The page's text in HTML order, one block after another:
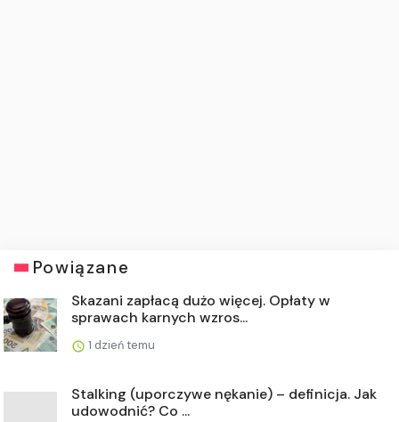
Powiązane
Skazani zapłacą dużo więcej. Opłaty w
sprawach karnych wzros...
1 dzień temu
Stalking (uporczywe nękanie) – definicja. Jak
udowodnić? Co ...